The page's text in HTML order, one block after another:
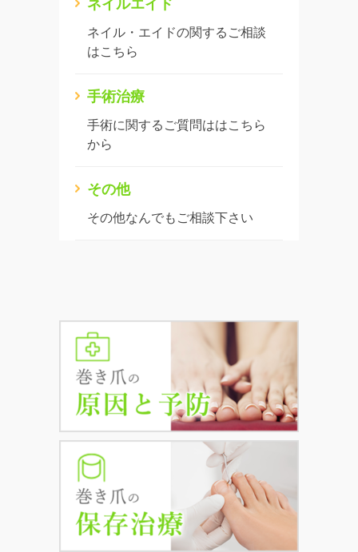
ネイルエイド
ネイル・エイドの関するご相談
はこちら
手術治療
手術に関するご質問ははこちら
から
その他
その他なんでもご相談下さい